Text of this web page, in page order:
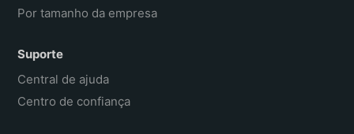
Por tamanho da empresa
Suporte
Central de ajuda
Centro de confiança